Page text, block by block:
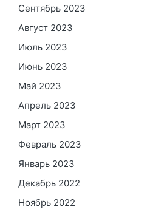
Сентябрь 2023
Август 2023
Июль 2023
Июнь 2023
Май 2023
Апрель 2023
Март 2023
Февраль 2023
Январь 2023
Декабрь 2022
Ноябрь 2022